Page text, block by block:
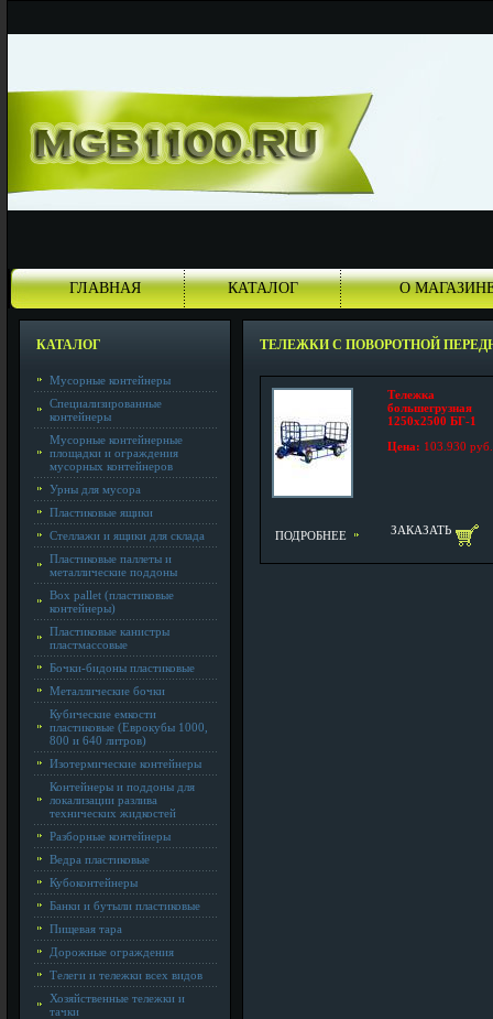
ГЛАВНАЯ КАТАЛОГ О
КАТАЛОГ
Мусорные контейнеры
Специализированные
контейнеры
Мусорные контейнерные
площадки и ограждения
мусорных контейнеров
Урны для мусора
Пластиковые ящики
Стеллажи и ящики для склада
Пластиковые паллеты и
металлические поддоны
Box pallet (пластиковые
контейнеры)
Пластиковые канистры
пластмассовые
Бочки-бидоны пластиковые
Металлические бочки
Кубические емкости
пластиковые (Еврокубы 1000,
800 и 640 литров)
Изотермические контейнеры
Контейнеры и поддоны для
локализации разлива
технических жидкостей
Разборные контейнеры
Ведра пластиковые
Кубоконтейнеры
Банки и бутыли пластиковые
Пищевая тара
Дорожные ограждения
Телеги и тележки всех видов
Хозяйственные тележки и
тачки
ТЕЛЕЖКИ С ПОВОРОТНОЙ
Тележка
большегрузная
1250x2500 БГ-1
Цена: 103.930 руб.
ПОДРОБНЕЕ ЗАКАЗАТЬ